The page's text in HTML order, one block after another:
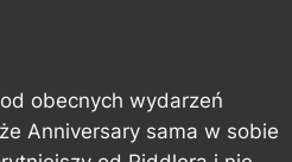
obecnych wydarzeń
Anniversary sama w sobie